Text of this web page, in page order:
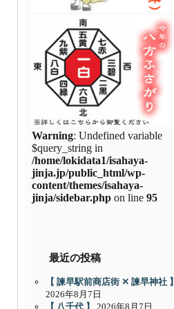
Warning: Undefined variable
$query_string in
/home/lokidata1/isahaya-
jinja.jp/public_html/wp-
content/themes/isahaya-
jinja/sidebar.php on line 95
最近の投稿
【 諫早駅前商店街 ✕ 諫早神社 】
2026年8月7日
【 八千代 】
2026年8月7日